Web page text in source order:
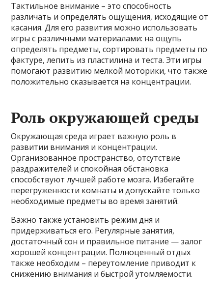
Тактильное внимание – это способность
различать и определять ощущения, исходящие от
касания. Для его развития можно использовать
игры с различными материалами: на ощупь
определять предметы, сортировать предметы по
фактуре, лепить из пластилина и теста. Эти игры
помогают развитию мелкой моторики, что также
положительно сказывается на концентрации.
Роль окружающей среды
Окружающая среда играет важную роль в
развитии внимания и концентрации.
Организованное пространство, отсутствие
раздражителей и спокойная обстановка
способствуют лучшей работе мозга. Избегайте
перегруженности комнаты и допускайте только
необходимые предметы во время занятий.
Важно также установить режим дня и
придерживаться его. Регулярные занятия,
достаточный сон и правильное питание — залог
хорошей концентрации. Полноценный отдых
также необходим – переутомление приводит к
снижению внимания и быстрой утомляемости.